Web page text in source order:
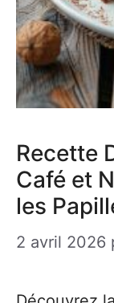
Recette
Café et
les
2 avril 2026